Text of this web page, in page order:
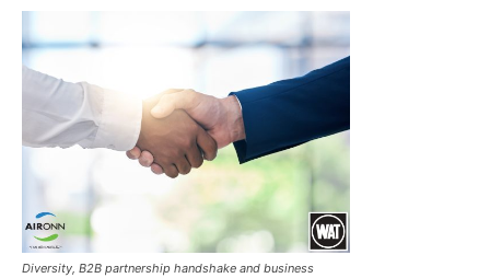
Diversity, B2B partnership handshake and business